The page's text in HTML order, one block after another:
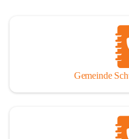
Gemeinde